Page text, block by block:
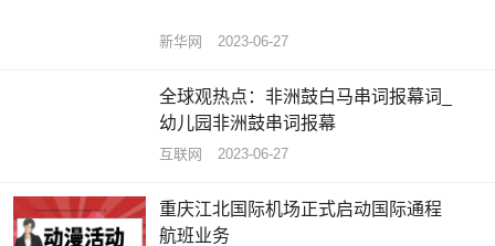
新华网 2023-06-27
全球观热点：非洲鼓白马串词报幕词_
幼儿园非洲鼓串词报幕
互联网 2023-06-27
重庆江北国际机场正式启动国际通程
航班业务